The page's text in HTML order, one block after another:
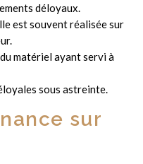
déloyaux.
est souvent réalisée sur
matériel ayant servi à
sous astreinte.
sur